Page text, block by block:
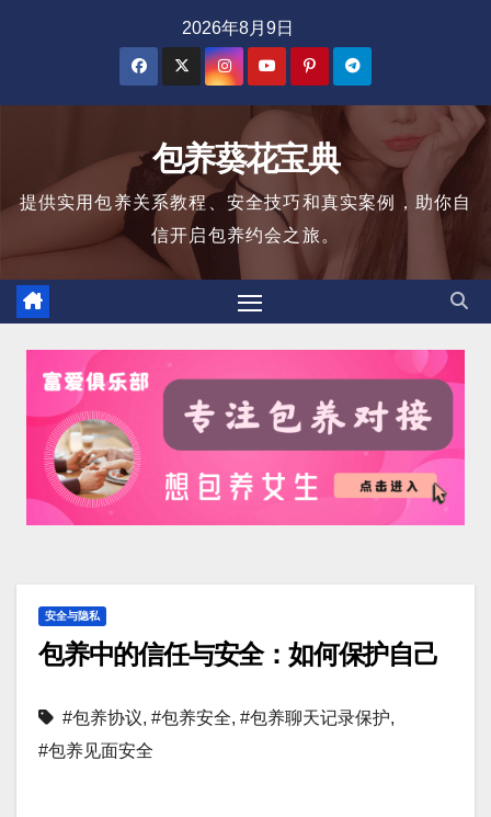
2026年8月9日
包养葵花宝典
提供实用包养关系教程、安全技巧和真实案例，助你自
信开启包养约会之旅。
安全与隐私
包养中的信任与安全：如何保护自己
#包养协议, #包养安全, #包养聊天记录保护,
#包养见面安全